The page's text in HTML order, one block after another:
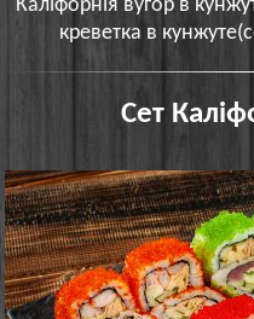
Каліфорнія вугор в
креветка в
Сет